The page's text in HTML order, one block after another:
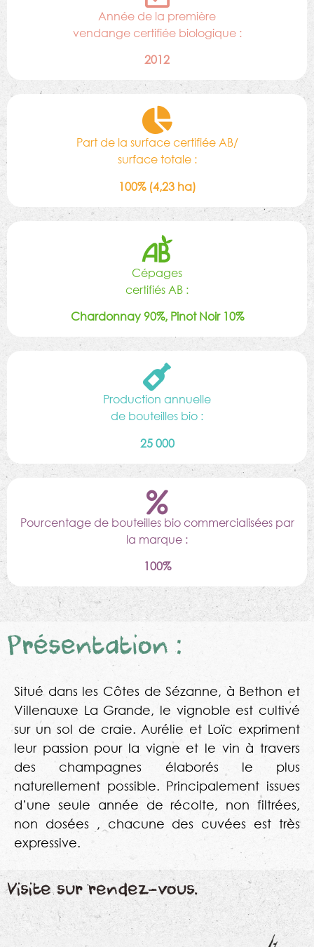
Année de la première
vendange certifiée biologique :
2012
Part de la surface certifiée AB/
surface totale :
100% (4,23 ha)
Cépages
certifiés AB :
Chardonnay 90%, Pinot Noir 10%
Production annuelle
de bouteilles bio :
25 000
Pourcentage de bouteilles bio commercialisées par
la marque :
100%
Présentation :
Situé dans les Côtes de Sézanne, à Bethon et
Villenauxe La Grande, le vignoble est cultivé
sur un sol de craie. Aurélie et Loïc expriment
leur passion pour la vigne et le vin à travers
des champagnes élaborés le plus
naturellement possible. Principalement issues
d’une seule année de récolte, non filtrées,
non dosées , chacune des cuvées est très
expressive.
Visite sur rendez-vous.